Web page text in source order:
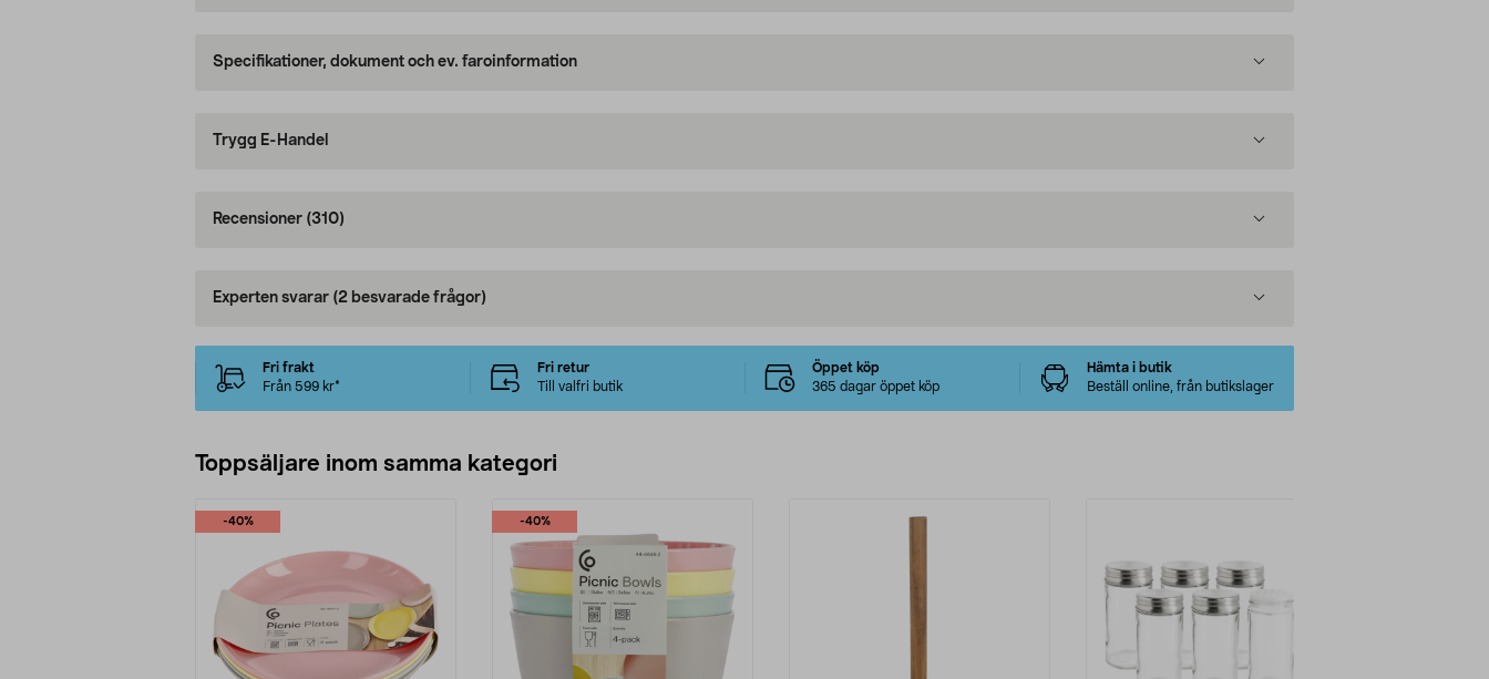
Specifikationer, dokument och ev. faroinformation
Trygg E-Handel
Recensioner (310)
Experten svarar (2 besvarade frågor)
Fri frakt
Från 599 kr*
Fri retur
Till valfri butik
Öppet köp
365 dagar öppet köp
Hämta i butik
Beställ online, från butikslager
Toppsäljare inom samma kategori
-40% -40%